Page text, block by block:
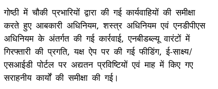
गोष्ठी में चौकी प्रभारियों द्वारा की गई कार्यवाहियों की समीक्षा
करते हुए आबकारी अधिनियम, शस्त्र अधिनियम एवं एनडीपीएस
अधिनियम के अंतर्गत की गई कार्रवाई, एनबीडब्ल्यू वारंटों में
गिरफ्तारी की प्रगति, यक्ष ऐप पर की गई फीडिंग, ई-साक्ष्य/
एसआईडी पोर्टल पर अद्यतन प्रविष्टियों एवं माह में किए गए
सराहनीय कार्यों की समीक्षा की गई।